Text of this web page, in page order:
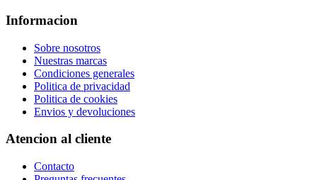
Informacion
Sobre nosotros
Nuestras marcas
Condiciones generales
Politica de privacidad
Politica de cookies
Envios y devoluciones
Atencion al cliente
Contacto